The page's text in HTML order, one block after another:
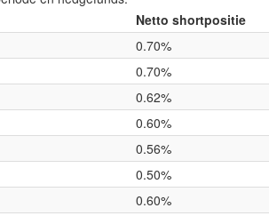
Netto shortpositie
0.70%
0.70%
0.62%
0.60%
0.56%
0.50%
0.60%